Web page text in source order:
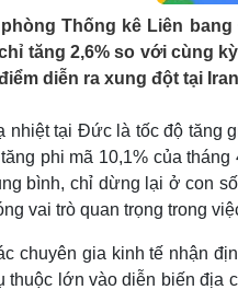
- Quốc phòng
Thể thao
Bóng đá
Lịch thi
eSports
Hậu
- Gia đình
Văn hóa
Sân
Âm nhạc
Di sản
phòng Thống kê Liên
tăng 2,6% so với cùng
diễn ra xung đột tại
nhiệt tại Đức là tốc độ tăng
phi mã 10,1% của
bình, chỉ dừng lại ở con
vai trò quan trọng trong
chuyên gia kinh tế nhận
thuộc lớn vào diễn biến địa